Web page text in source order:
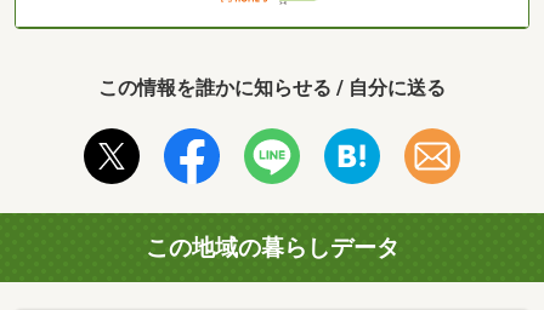
この情報を誰かに知らせる / 自分に送る
この地域の暮らしデータ